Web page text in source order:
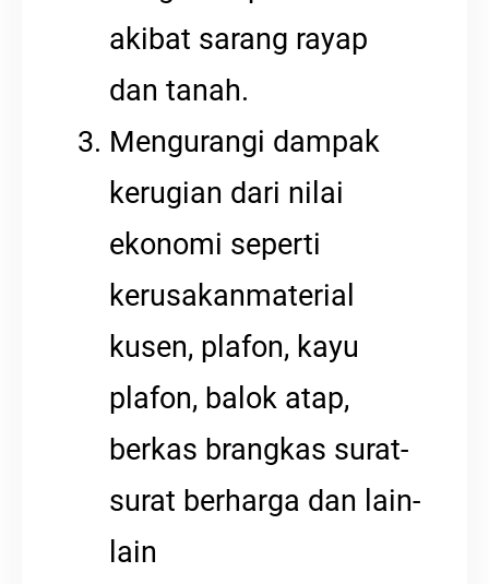
akibat sarang rayap
dan tanah.
Mengurangi dampak
kerugian dari nilai
ekonomi seperti
kerusakanmaterial
kusen, plafon, kayu
plafon, balok atap,
berkas brangkas surat-
surat berharga dan lain-
lain